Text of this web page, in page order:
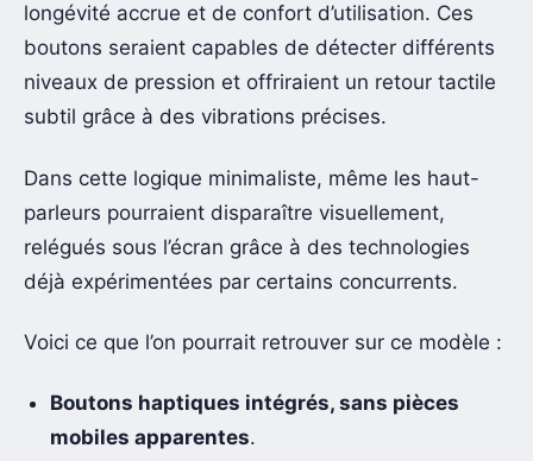
longévité accrue et de confort d’utilisation. Ces
boutons seraient capables de détecter différents
niveaux de pression et offriraient un retour tactile
subtil grâce à des vibrations précises.
Dans cette logique minimaliste, même les haut-
parleurs pourraient disparaître visuellement,
relégués sous l’écran grâce à des technologies
déjà expérimentées par certains concurrents.
Voici ce que l’on pourrait retrouver sur ce modèle :
Boutons haptiques intégrés, sans pièces
mobiles apparentes.